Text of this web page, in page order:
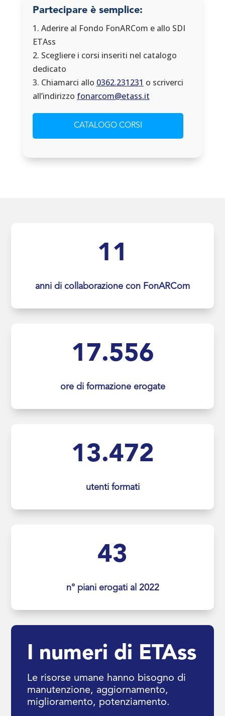
Partecipare è semplice:
1. Aderire al Fondo FonARCom e allo SDI
ETAss
2. Scegliere i corsi inseriti nel catalogo
dedicato
3. Chiamarci allo 0362.231231 o scriverci
all’indirizzo fonarcom@etass.it
CATALOGO CORSI
11
anni di collaborazione con FonARCom
17.556
ore di formazione erogate
13.472
utenti formati
43
n° piani erogati al 2022
I numeri di ETAss
Le risorse umane hanno bisogno di
manutenzione, aggiornamento,
miglioramento, potenziamento.